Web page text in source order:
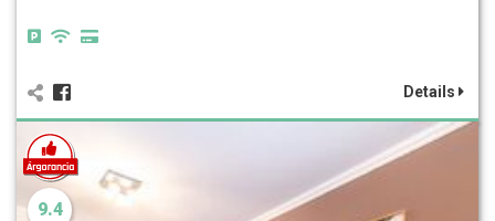
Details
9.4